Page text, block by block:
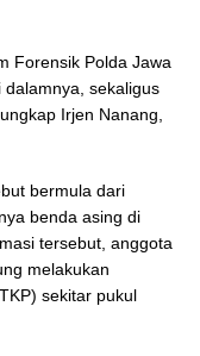
Forensik Polda Jawa
sekaligus
Irjen Nanang,
bermula dari
benda asing di
tersebut, anggota
melakukan
sekitar pukul